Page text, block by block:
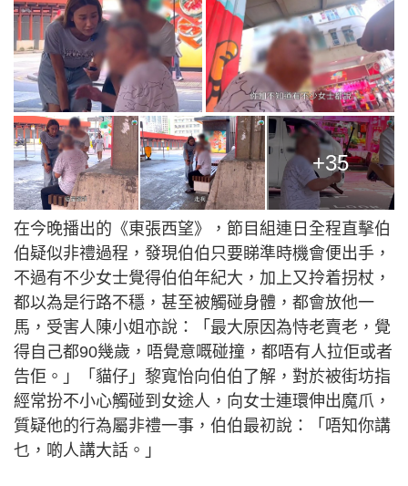
+35
在今晚播出的《東張西望》，節目組連日全程直擊伯
伯疑似非禮過程，發現伯伯只要睇準時機會便出手，
不過有不少女士覺得伯伯年紀大，加上又拎着拐杖，
都以為是行路不穩，甚至被觸碰身體，都會放他一
馬，受害人陳小姐亦說：「最大原因為恃老賣老，覺
得自己都90幾歲，唔覺意嘅碰撞，都唔有人拉佢或者
告佢。」「貓仔」黎寬怡向伯伯了解，對於被街坊指
經常扮不小心觸碰到女途人，向女士連環伸出魔爪，
質疑他的行為屬非禮一事，伯伯最初說：「唔知你講
乜，啲人講大話。」